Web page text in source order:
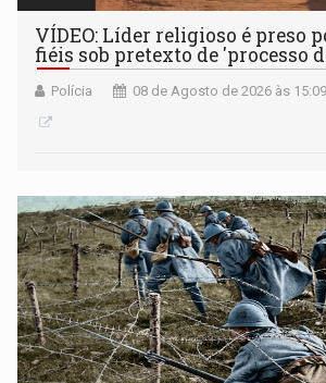
VÍDEO: Líder religioso é preso
fiéis sob pretexto de 'processo
Polícia 08 de Agosto de 2026 às 15:09